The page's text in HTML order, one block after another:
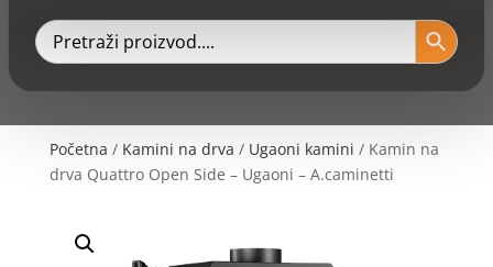
Početna / Kamini na drva / Ugaoni kamini / Kamin na
drva Quattro Open Side – Ugaoni – A.caminetti